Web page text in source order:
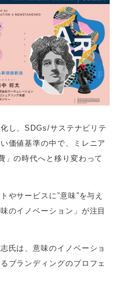
し、SDGs/サステナビリテ
価値基準の中で、ミレニア
」の時代へと移り変わって
やサービスに”意味”を与え
のイノベーション」が注目
氏は、意味のイノベーショ
ブランディングのプロフェ